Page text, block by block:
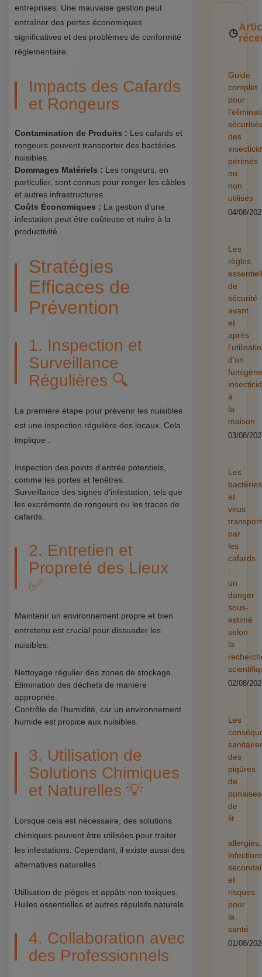
entreprises. Une mauvaise gestion peut
entraîner des pertes économiques
significatives et des problèmes de conformité
réglementaire.
Impacts des Cafards
et Rongeurs
Contamination de Produits : Les cafards et
rongeurs peuvent transporter des bactéries
nuisibles.
Dommages Matériels : Les rongeurs, en
particulier, sont connus pour ronger les câbles
et autres infrastructures.
Coûts Économiques : La gestion d'une
infestation peut être coûteuse et nuire à la
productivité.
Stratégies
Efficaces de
Prévention
1. Inspection et
Surveillance
Régulières 🔍
La première étape pour prévenir les nuisibles
est une inspection régulière des locaux. Cela
implique :
Inspection des points d'entrée potentiels,
comme les portes et fenêtres.
Surveillance des signes d'infestation, tels que
les excréments de rongeurs ou les traces de
cafards.
2. Entretien et
Propreté des Lieux
✅
Maintenir un environnement propre et bien
entretenu est crucial pour dissuader les
nuisibles.
Nettoyage régulier des zones de stockage.
Élimination des déchets de manière
appropriée.
Contrôle de l'humidité, car un environnement
humide est propice aux nuisibles.
3. Utilisation de
Solutions Chimiques
et Naturelles 💡
Lorsque cela est nécessaire, des solutions
chimiques peuvent être utilisées pour traiter
les infestations. Cependant, il existe aussi des
alternatives naturelles :
Utilisation de pièges et appâts non toxiques.
Huiles essentielles et autres répulsifs naturels.
4. Collaboration avec
des Professionnels
Guide
complet
pour
des
périmés
ou
non
utilisés
04/08/
Les
règles
de
sécurité
avant
et
après
d'un
fumigène
à
la
maison
03/08/
Les
bactéries
et
virus
par
les
cafards
:
un
danger
sous-
estimé
selon
la
02/08/
Les
des
piqûres
de
punaises
de
lit
:
allergies,
et
risques
pour
la
santé
01/08/